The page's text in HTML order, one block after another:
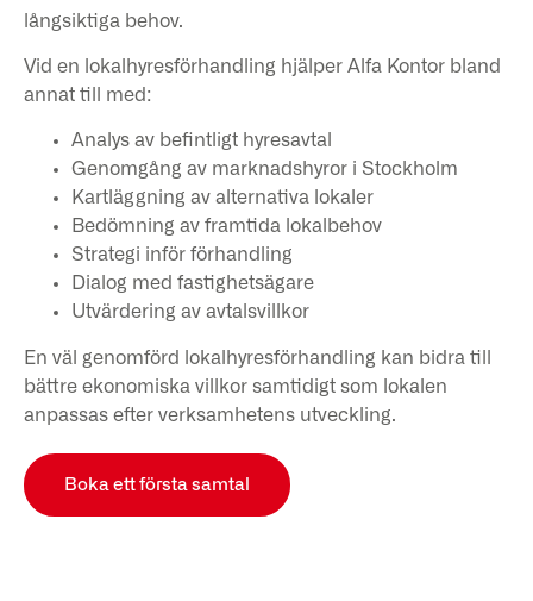
långsiktiga behov.
Vid en lokalhyresförhandling hjälper Alfa Kontor bland
annat till med:
Analys av befintligt hyresavtal
Genomgång av marknadshyror i Stockholm
Kartläggning av alternativa lokaler
Bedömning av framtida lokalbehov
Strategi inför förhandling
Dialog med fastighetsägare
Utvärdering av avtalsvillkor
En väl genomförd lokalhyresförhandling kan bidra till
bättre ekonomiska villkor samtidigt som lokalen
anpassas efter verksamhetens utveckling.
Boka ett första samtal